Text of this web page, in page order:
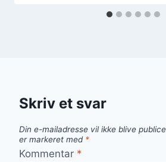
Skriv et svar
Din e-mailadresse vil ikke blive
er markeret med *
Kommentar *